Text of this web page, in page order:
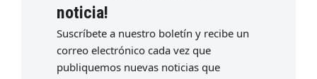
noticia!
Suscríbete a nuestro boletín y recibe un
correo electrónico cada vez que
publiquemos nuevas noticias que